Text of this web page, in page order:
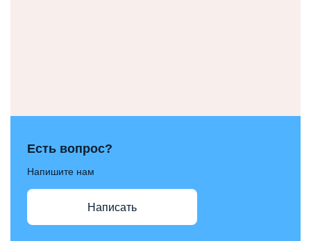
Есть вопрос?
Напишите нам
Написать